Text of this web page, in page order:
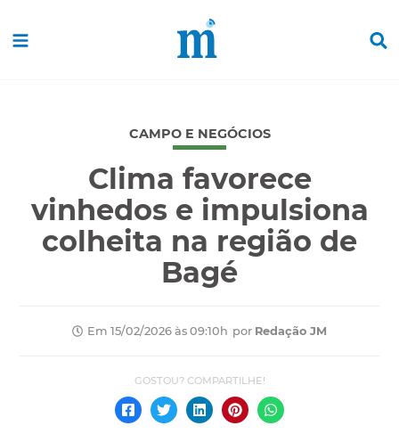
CAMPO E NEGÓCIOS
Clima favorece
vinhedos e impulsiona
colheita na região de
Bagé
Em 15/02/2026 às 09:10h por Redação JM